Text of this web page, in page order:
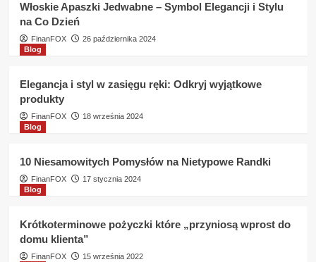
Włoskie Apaszki Jedwabne – Symbol Elegancji i Stylu
na Co Dzień
FinanFOX
26 października 2024
Blog
Elegancja i styl w zasięgu ręki: Odkryj wyjątkowe
produkty
FinanFOX
18 września 2024
Blog
10 Niesamowitych Pomysłów na Nietypowe Randki
FinanFOX
17 stycznia 2024
Blog
Krótkoterminowe pożyczki które „przyniosą wprost do
domu klienta”
FinanFOX
15 września 2022